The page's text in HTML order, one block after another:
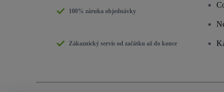
100% záruka objednávky
Zákaznický servis od začátku až do konce